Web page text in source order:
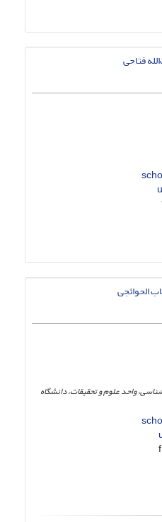
واحد علوم و تحقیقات، دانشگاه